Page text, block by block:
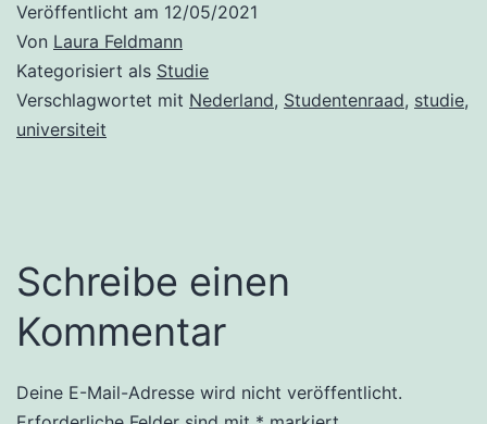
Veröffentlicht am 12/05/2021
Von Laura Feldmann
Kategorisiert als Studie
Verschlagwortet mit Nederland, Studentenraad, studie,
universiteit
Schreibe einen
Kommentar
Deine E-Mail-Adresse wird nicht veröffentlicht.